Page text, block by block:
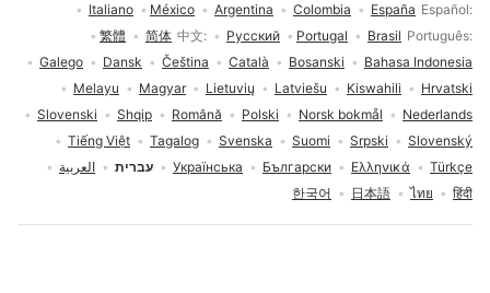
Español
España
Colombia
Argentina
México
Italiano
Português
Brasil
Portugal
Русский
中文
简体
繁體
Bahasa Indonesia
Bosanski
Català
Čeština
Dansk
Galego
Hrvatski
Kiswahili
Latviešu
Lietuvių
Magyar
Melayu
Nederlands
Norsk bokmål
Polski
Română
Shqip
Slovenski
Slovenský
Srpski
Suomi
Svenska
Tagalog
Tiếng Việt
Türkçe
Ελληνικά
Български
Українська עברית
العربية
हिंदी
ไทย
日本語
한국어